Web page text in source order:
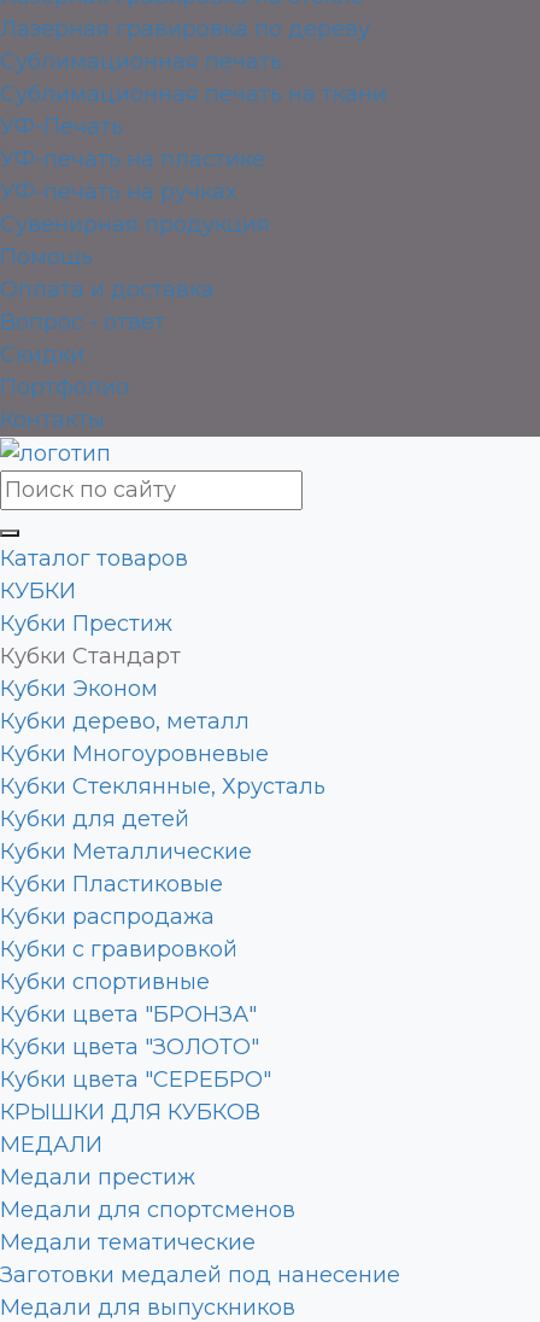
Лазерная гравировка по дереву
Сублимационная печать
Сублимационная печать на ткани
УФ-Печать
УФ-печать на пластике
УФ-печать на ручках
Сувенирная продукция
Помощь
Оплата и доставка
Вопрос - ответ
Скидки
Портфолио
Контакты
Каталог товаров
КУБКИ
Кубки Престиж
Кубки Стандарт
Кубки Эконом
Кубки дерево, металл
Кубки Многоуровневые
Кубки Стеклянные, Хрусталь
Кубки для детей
Кубки Металлические
Кубки Пластиковые
Кубки распродажа
Кубки с гравировкой
Кубки спортивные
Кубки цвета "БРОНЗА"
Кубки цвета "ЗОЛОТО"
Кубки цвета "СЕРЕБРО"
КРЫШКИ ДЛЯ КУБКОВ
МЕДАЛИ
Медали престиж
Медали для спортсменов
Медали тематические
Заготовки медалей под нанесение
Медали для выпускников